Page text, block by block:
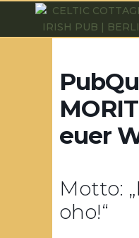
euer
Motto:
oho!“